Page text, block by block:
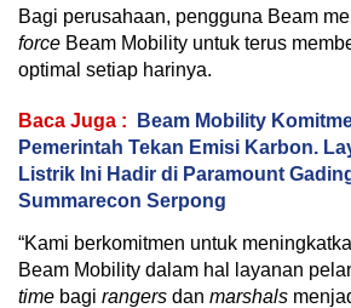
Bagi perusahaan, pengguna Beam
force Beam Mobility untuk terus
optimal setiap harinya.
Baca Juga :
Beam Mobility
Pemerintah Tekan Emisi Karbon.
Listrik Ini Hadir di Paramount
Summarecon Serpong
“Kami berkomitmen untuk
Beam Mobility dalam hal layanan
time bagi rangers dan marshals